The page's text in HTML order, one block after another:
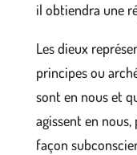
il obtiendra une
Les dieux
principes ou
sont en nous et
agissent en
façon